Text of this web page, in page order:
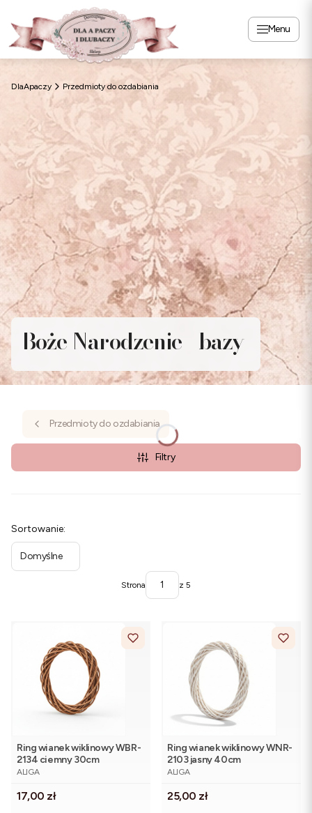
Menu
DlaApaczy Przedmioty do ozdabiania
Boże Narodzenie - bazy
Przedmioty do ozdabiania
Filtry
Lista produktów
Sortowanie:
Domyślne
Strona z 5
Ring wianek wiklinowy WBR-
2134 ciemny 30cm
PRODUCENT
ALIGA
Cena
17,00 zł
Ring wianek wiklinowy WNR-
2103 jasny 40cm
PRODUCENT
ALIGA
Cena
25,00 zł